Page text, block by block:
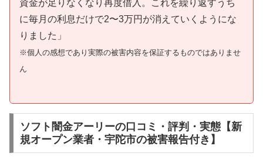
資金が足りなくなり再度借入。これを繰り返すうち
に毎月の利息だけで2〜3万円が消えていくようにな
りました」
※個人の感想であり実際の被害内容を保証するものではありませ
ん
ソフト闇金アーリーの口コミ・評判・実態【新
規オープン業者・宇陀市の被害報告付き】